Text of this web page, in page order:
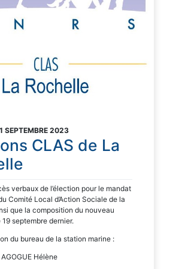
SEPTEMBRE 2023
CLAS de La
verbaux de l’élection pour le mandat
Comité Local d’Action Sociale de la
que la composition du nouveau
septembre dernier.
du bureau de la station marine :
AGOGUE Hélène